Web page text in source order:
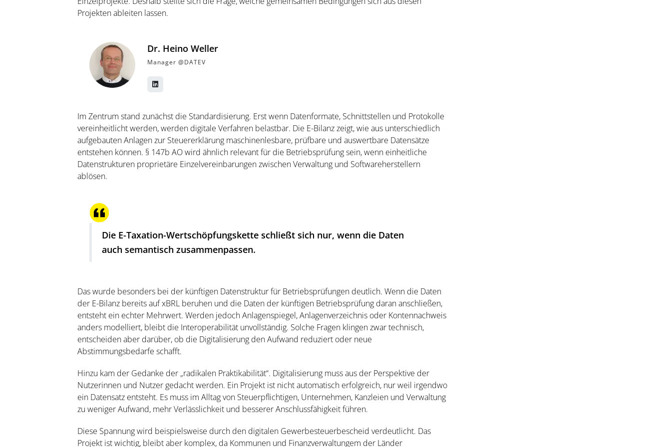
Projekten ableiten lassen.
Dr. Heino Weller
Manager @DATEV
Im Zentrum stand zunächst die Standardisierung. Erst wenn Datenformate, Schnittstellen und Protokolle
vereinheitlicht werden, werden digitale Verfahren belastbar. Die E-Bilanz zeigt, wie aus unterschiedlich
aufgebauten Anlagen zur Steuererklärung maschinenlesbare, prüfbare und auswertbare Datensätze
entstehen können. § 147b AO wird ähnlich relevant für die Betriebsprüfung sein, wenn einheitliche
Datenstrukturen proprietäre Einzelvereinbarungen zwischen Verwaltung und Softwareherstellern
ablösen.
Die E-Taxation-Wertschöpfungskette schließt sich nur, wenn die Daten
auch semantisch zusammenpassen.
Das wurde besonders bei der künftigen Datenstruktur für Betriebsprüfungen deutlich. Wenn die Daten
der E-Bilanz bereits auf xBRL beruhen und die Daten der künftigen Betriebsprüfung daran anschließen,
entsteht ein echter Mehrwert. Werden jedoch Anlagenspiegel, Anlagenverzeichnis oder Kontennachweis
anders modelliert, bleibt die Interoperabilität unvollständig. Solche Fragen klingen zwar technisch,
entscheiden aber darüber, ob die Digitalisierung den Aufwand reduziert oder neue
Abstimmungsbedarfe schafft.
Hinzu kam der Gedanke der „radikalen Praktikabilität“. Digitalisierung muss aus der Perspektive der
Nutzerinnen und Nutzer gedacht werden. Ein Projekt ist nicht automatisch erfolgreich, nur weil irgendwo
ein Datensatz entsteht. Es muss im Alltag von Steuerpflichtigen, Unternehmen, Kanzleien und Verwaltung
zu weniger Aufwand, mehr Verlässlichkeit und besserer Anschlussfähigkeit führen.
Diese Spannung wird beispielsweise durch den digitalen Gewerbesteuerbescheid verdeutlicht. Das
Projekt ist wichtig, bleibt aber komplex, da Kommunen und Finanzverwaltungem der Länder